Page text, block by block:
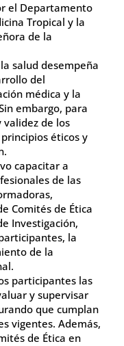
el Departamento
Tropical y la
de la
salud desempeña
del
médica y la
embargo, para
de los
éticos y
capacitar a
de las
Comités de Ética
Investigación,
la
de la
participantes las
y supervisar
que cumplan
vigentes. Además,
de Ética en